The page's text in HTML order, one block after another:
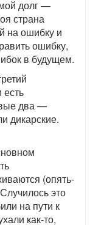
долг —
страна
на ошибку и
ошибку,
в будущем.
есть
два —
дикарские.
(опять-
это
на пути к
как-то,